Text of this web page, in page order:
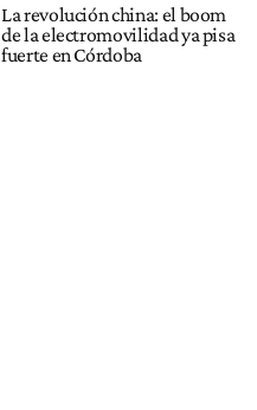
La revolución china: el boom
de la electromovilidad ya pisa
fuerte en Córdoba